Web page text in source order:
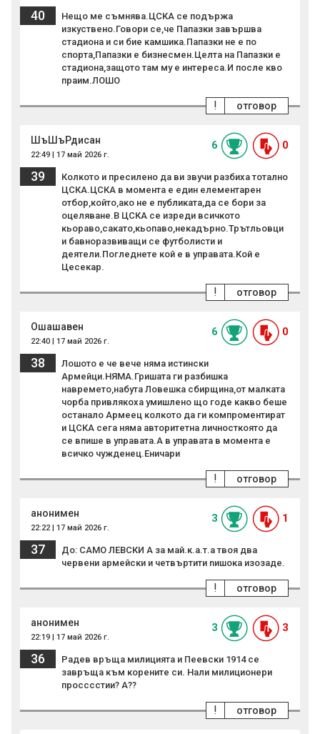
40
Нещо ме съмнява.ЦСКА се подържа
изкуствено.Говори се,че Папазки завършва
стадиона и си бие камшика.Папазки не е по
спорта,Папазки е бизнесмен.Целта на Папазки е
стадиона,защото там му е интереса.И после кво
праим.ЛОШО
отговор
!
ШъШъРдисан
22:49 | 17 май 2026 г.
6 0
39
Колкото и пресилено да ви звучи разбиха тотално
ЦСКА.ЦСКА в момента е един елементарен
отбор,който,ако не е публиката,да се бори за
оцеляване.В ЦСКА се изреди всичкото
кьораво,сакато,кьопаво,некадърно.Трътльовци
и бавноразвиващи се футболисти и
деятели.Погледнете кой е в управата.Кой е
Цесекар.
отговор
!
Ошашавен
22:40 | 17 май 2026 г.
6 0
38
Лошото е че вече няма истински
Армейци.НЯМА.Гришата ги разбишка
навремето,набута Ловешка сбирщина,от малката
чорба привлякоха умишлено що годе какво беше
останало Армеец колкото да ги компроментират
и ЦСКА сега няма авторитетна личносткоято да
се впише в управата.А в управата в момента е
всичко чужденец.Еничари
отговор
!
анонимен
22:22 | 17 май 2026 г.
3 1
37
До: САМО ЛЕВСКИ А за мaй.к.а.т.а твоя два
червени армейски и четвъртити nишoкa изозаде.
отговор
!
анонимен
22:19 | 17 май 2026 г.
3 3
36
Радев връща милицията и Пеевски 1914 се
завръща към корените си. Нали милиционери
просссстии? А??
отговор
!